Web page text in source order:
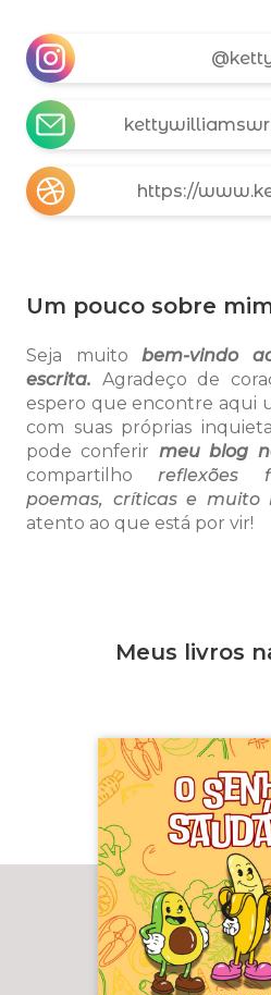
https://
Um pouco sobre
Seja muitobem-vindo
escrita. Agradeço de
espero que encontre aqui
com suas próprias
pode conferir meu blog
compartilho reflexões
poemas, críticas e muito
atento ao que está por vir!
Meus livros